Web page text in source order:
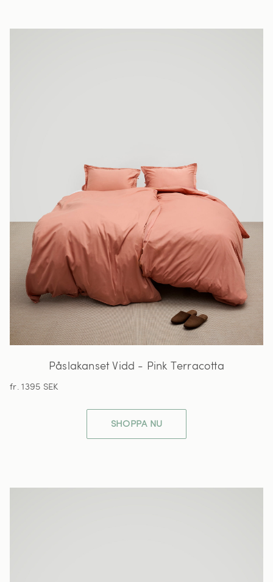
Påslakanset Vidd - Pink Terracotta
fr. 1395 SEK
SHOPPA NU